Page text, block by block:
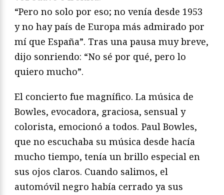
“Pero no solo por eso; no venía desde 1953
y no hay país de Europa más admirado por
mí que España”. Tras una pausa muy breve,
dijo sonriendo: “No sé por qué, pero lo
quiero mucho”.
El concierto fue magnífico. La música de
Bowles, evocadora, graciosa, sensual y
colorista, emocionó a todos. Paul Bowles,
que no escuchaba su música desde hacía
mucho tiempo, tenía un brillo especial en
sus ojos claros. Cuando salimos, el
automóvil negro había cerrado ya sus